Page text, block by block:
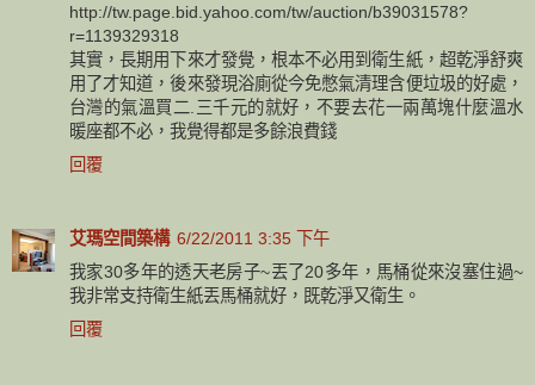
http://tw.page.bid.yahoo.com/tw/auction/b39031578?
r=1139329318
其實，長期用下來才發覺，根本不必用到衛生紙，超乾淨舒爽
用了才知道，後來發現浴廁從今免憋氣清理含便垃圾的好處，
台灣的氣溫買二.三千元的就好，不要去花一兩萬塊什麼溫水
暖座都不必，我覺得都是多餘浪費錢
回覆
艾瑪空間築構 6/22/2011 3:35 下午
我家30多年的透天老房子~丟了20多年，馬桶從來沒塞住過~
我非常支持衛生紙丟馬桶就好，既乾淨又衛生。
回覆